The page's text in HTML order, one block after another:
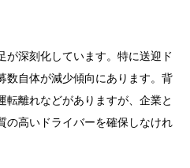
が深刻化しています。特に送迎ド
数自体が減少傾向にあります。背
転離れなどがありますが、企業と
の高いドライバーを確保しなけれ